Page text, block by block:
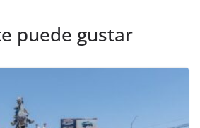
puede gustar